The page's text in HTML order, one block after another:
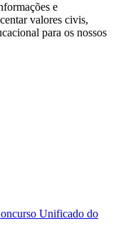
e
valores civis,
para os nossos